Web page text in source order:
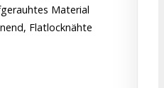
Material
Flatlocknähte